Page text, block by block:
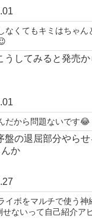
なくてもキミはちゃん
うしてみると発売
だから問題ないです😂
盤の退屈部分やら
か
イボをマルチで使う
ないって自己紹介ア